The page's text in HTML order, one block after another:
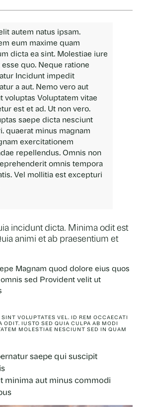
autem natus ipsam.
eum maxime quam
dicta ea sint. Molestiae iure
quo. Neque ratione
Incidunt impedit
a aut. Nemo vero aut
voluptas Voluptatem vitae
est et ad. Ut non vero.
saepe dicta nesciunt
quaerat minus magnam
exercitationem
repellendus. Omnis non
omnis tempora
Vel mollitia est excepturi
incidunt dicta. Minima odit est
animi et ab praesentium et
Magnam quod dolore eius quos
sed Provident velit ut
VOLUPTATES VEL. ID REM OCCAECATI
ODIT. IUSTO SED QUIA CULPA AB MODI
MOLESTIAE NESCIUNT SED IN QUAM
saepe qui suscipit
minima aut minus commodi